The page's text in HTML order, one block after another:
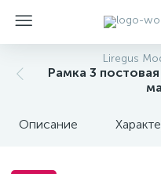
Liregus
Рамка 3
Описание